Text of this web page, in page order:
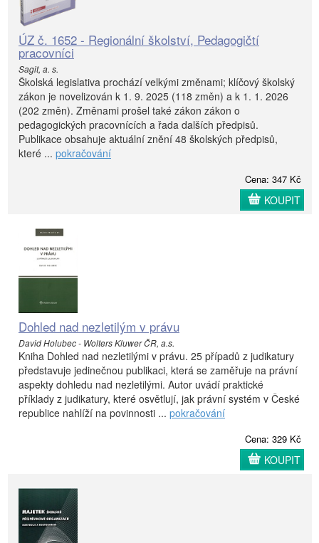
ÚZ č. 1652 - Regionální školství, Pedagogičtí
pracovníci
Sagit, a. s.
Školská legislativa prochází velkými změnami; klíčový školský
zákon je novelizován k 1. 9. 2025 (118 změn) a k 1. 1. 2026
(202 změn). Změnami prošel také zákon zákon o
pedagogických pracovnících a řada dalších předpisů.
Publikace obsahuje aktuální znění 48 školských předpisů,
které ... pokračování
Cena: 347 Kč
KOUPIT
Dohled nad nezletilým v právu
David Holubec - Wolters Kluwer ČR, a.s.
Kniha Dohled nad nezletilými v právu. 25 případů z judikatury
představuje jedinečnou publikaci, která se zaměřuje na právní
aspekty dohledu nad nezletilými. Autor uvádí praktické
příklady z judikatury, které osvětlují, jak právní systém v České
republice nahlíží na povinnosti ... pokračování
Cena: 329 Kč
KOUPIT